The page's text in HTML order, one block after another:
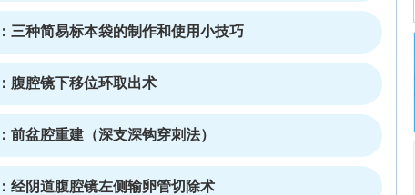
三种简易标本袋的制作和使用小技巧
腹腔镜下移位环取出术
前盆腔重建（深支深钩穿刺法）
经阴道腹腔镜左侧输卵管切除术